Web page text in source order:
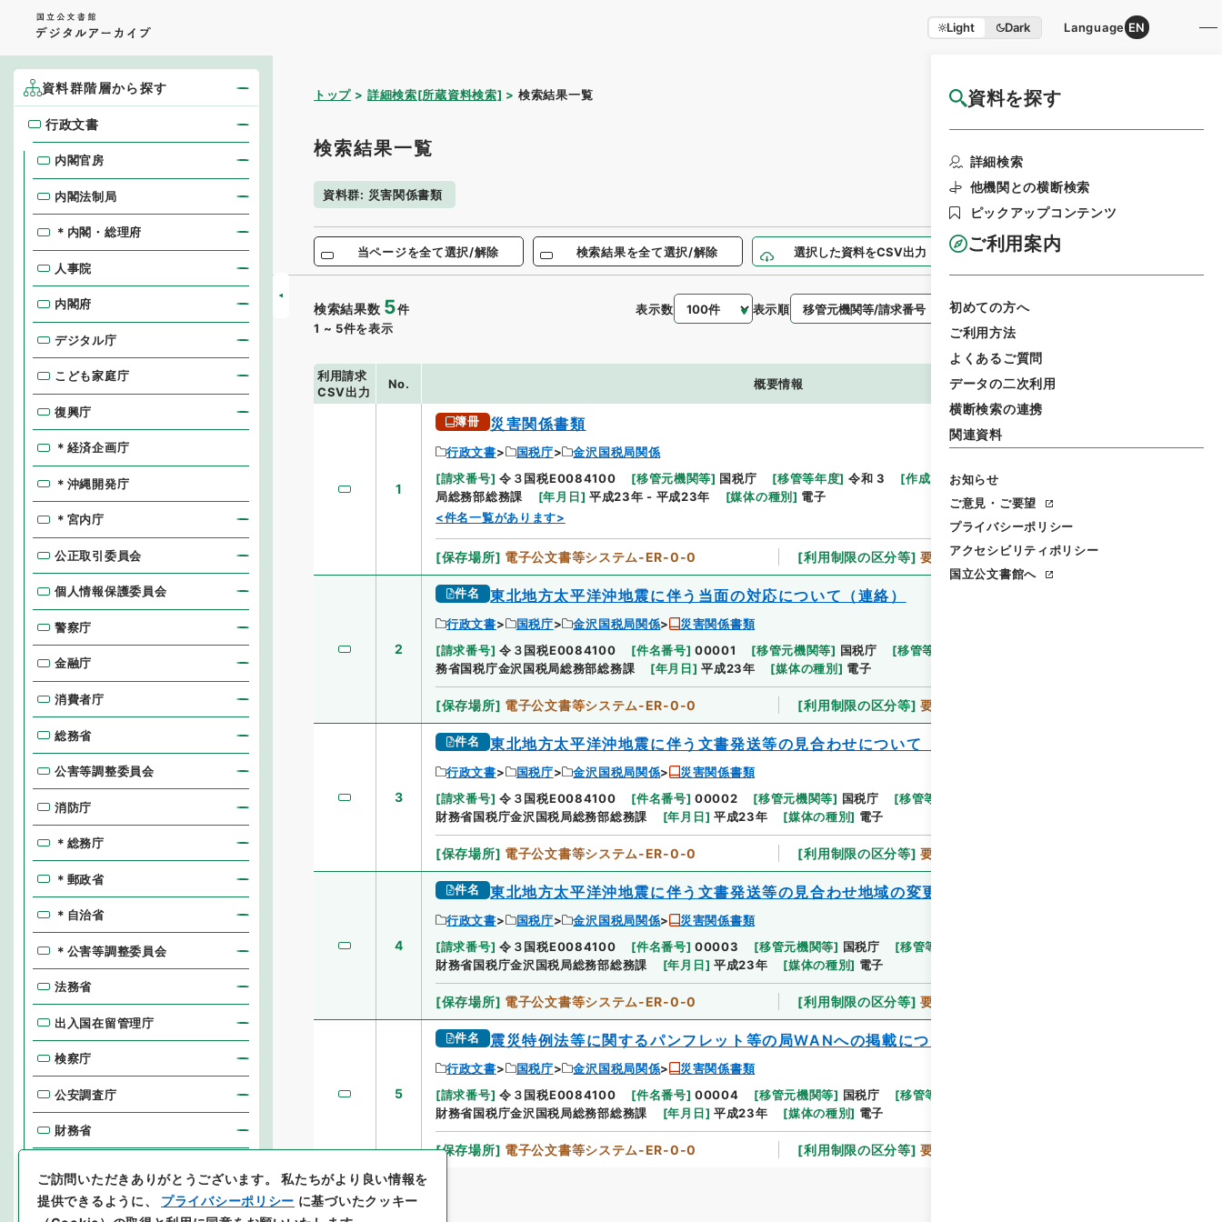
Light Dark Language EN
資料を探す
詳細検索
他機関との横断検索
ピックアップコンテンツ
ご利用案内
初めての方へ
ご利用方法
よくあるご質問
データの二次利用
横断検索の連携
関連資料
お知らせ
ご意見・ご要望
プライバシーポリシー
アクセシビリティポリシー
国立公文書館へ
トップ 詳細検索[所蔵資料検索] 検索結果一覧 国立公文書館HP利用案内
検索結果一覧
資料群: 災害関係書類
当ページを全て選択/解除 検索結果を全て選択/解除 選択した資料をCSV出力 選択した資料を利用請求
検索結果数 5件
1 ~ 5件を表示
表示数 表示順 表示スタイル
利用請求
CSV出力
No. 概要情報
1
簿冊 災害関係書類
行政文書 国税庁
金沢国税局関係
[請求番号] 令３国税E0084100 [移管元機関等] 国税庁 [移管等年度] 令和 3 [作成・取得者] 財務省国税庁金沢国税
局総務部総務課
[年月日] 平成23年 - 平成23年 [媒体の種別 ] 電子
<件名一覧があります>
[保存場所] 電子公文書等システム-ER-0-0 [利用制限の区分等] 要審査
2
件名 東北地方太平洋沖地震に伴う当面の対応について（連絡）
行政文書 国税庁 金沢国税局関係
災害関係書類
[請求番号] 令３国税E0084100 [件名番号] 00001 [移管元機関等] 国税庁 [移管等年度
務省国税庁金沢国税局総務部総務課
[年月日] 平成23年 [媒体の種別 ] 電子
[保存場所] 電子公文書等システム-ER-0-0 [利用制限の区分等] 要審査
3
件名 東北地方太平洋沖地震に伴う文書発送等の見合わせについて（連絡）
行政文書 国税庁 金沢国税局関係
災害関係書類
[請求番号] 令３国税E0084100 [件名番号] 00002 [移管元機関等] 国税庁 [移管等年度
財務省国税庁金沢国税局総務部総務課
[年月日] 平成23年 [媒体の種別] 電子
[保存場所] 電子公文書等システム-ER-0-0 [利用制限の区分等] 要審査
4
件名 東北地方太平洋沖地震に伴う文書発送等の見合わせ地域の変更について（連絡）
行政文書 国税庁 金沢国税局関係
災害関係書類
[請求番号] 令３国税E0084100 [件名番号] 00003 [移管元機関等] 国税庁 [移管等年度
財務省国税庁金沢国税局総務部総務課
[年月日] 平成23年 [媒体の種別] 電子
[保存場所] 電子公文書等システム-ER-0-0 [利用制限の区分等] 要審査
5
件名 震災特例法等に関するパンフレット等の局WANへの掲載について（連絡）
行政文書 国税庁 金沢国税局関係
災害関係書類
[請求番号] 令３国税E0084100 [件名番号] 00004 [移管元機関等] 国税庁 [移管等年度
財務省国税庁金沢国税局総務部総務課
[年月日] 平成23年 [媒体の種別] 電子
[保存場所] 電子公文書等システム-ER-0-0 [利用制限の区分等] 要審査
資料群階層から探す
行政文書
行政文書
内閣官房
内閣法制局
＊内閣・総理府
人事院
内閣府
デジタル庁
こども家庭庁
復興庁
＊経済企画庁
＊沖縄開発庁
＊宮内庁
公正取引委員会
個人情報保護委員会
警察庁
金融庁
消費者庁
総務省
公害等調整委員会
消防庁
＊総務庁
＊郵政省
＊自治省
＊公害等調整委員会
法務省
出入国在留管理庁
検察庁
公安調査庁
財務省
長官官房関係
ご訪問いただきありがとうございます。私たちがより良い情報を
提供できるように、 プライバシーポリシー に基づいたクッキー